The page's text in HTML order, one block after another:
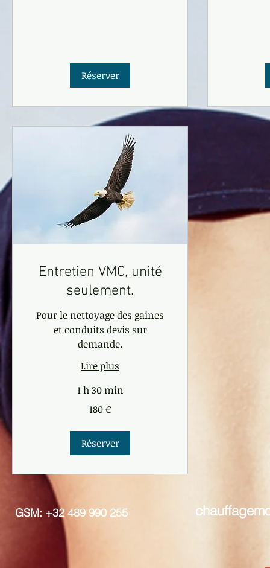
Réserver
Entretien VMC, unité
seulement.
Pour le nettoyage des gaines
et conduits devis sur
demande.
Lire plus
1 h 30 min
180 €
Réserver
GSM: +32 489 990 255